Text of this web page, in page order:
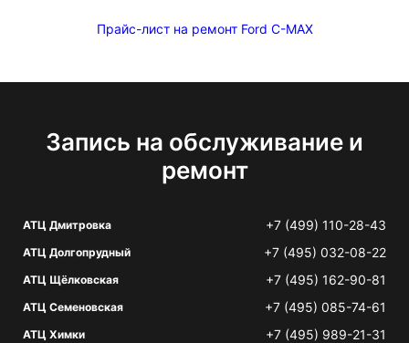
Прайс-лист на ремонт Ford C-MAX
Запись на обслуживание и
ремонт
АТЦ Дмитровка +7 (499) 110-28-43
АТЦ Долгопрудный +7 (495) 032-08-22
АТЦ Щёлковская +7 (495) 162-90-81
АТЦ Семеновская +7 (495) 085-74-61
АТЦ Химки +7 (495) 989-21-31